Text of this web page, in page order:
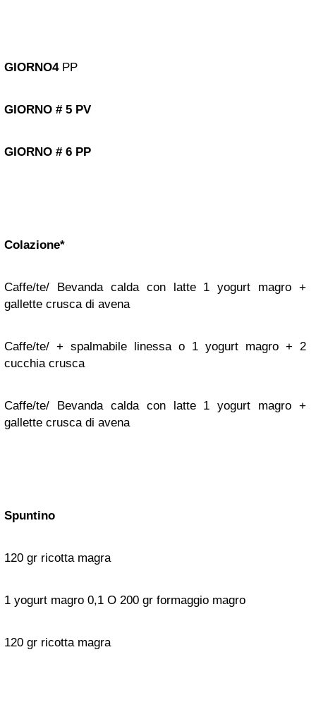
GIORNO4PP
GIORNO # 5 PV
GIORNO # 6 PP
Colazione*
Caffe/te/ Bevanda calda con latte 1 yogurt magro +
gallette crusca di avena
Caffe/te/ + spalmabile linessa o 1 yogurt magro + 2
cucchia crusca
Caffe/te/ Bevanda calda con latte 1 yogurt magro +
gallette crusca di avena
Spuntino
120 gr ricotta magra
1 yogurt magro 0,1 O 200 gr formaggio magro
120 gr ricotta magra